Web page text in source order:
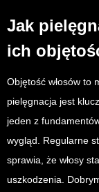
Jak
ich
Objętość włosów to
pielęgnacja jest
jeden z
wygląd. Regularne
sprawia, że włosy
uszkodzenia.